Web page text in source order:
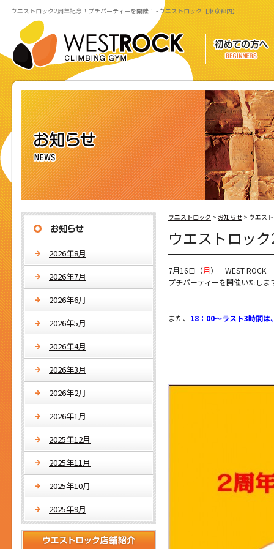
ウエストロック2周年記念！プチパーティーを開催！ - ウエストロック【東京都内】
ウエストロック > お知らせ > ウエス
ウエストロッ
7月16日（月） WEST ROCK
プチパーティーを開催いたしま
また、 18：00～ラスト3時間は
2026年8月
2026年7月
2026年6月
2026年5月
2026年4月
2026年3月
2026年2月
2026年1月
2025年12月
2025年11月
2025年10月
2025年9月